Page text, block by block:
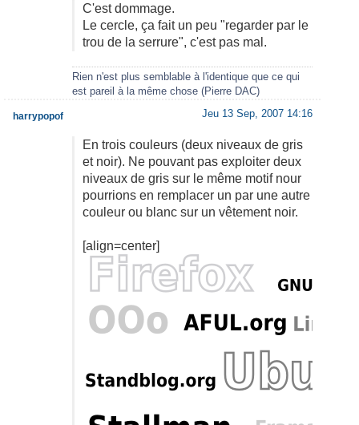
C'est dommage.
Le cercle, ça fait un peu "regarder par le
trou de la serrure", c'est pas mal.
Rien n'est plus semblable à l'identique que ce qui
est pareil à la même chose (Pierre DAC)
Jeu 13 Sep, 2007 14:16
En trois couleurs (deux niveaux de gris
et noir). Ne pouvant pas exploiter deux
niveaux de gris sur le même motif nour
pourrions en remplacer un par une autre
couleur ou blanc sur un vêtement noir.
[align=center]
harrypopof